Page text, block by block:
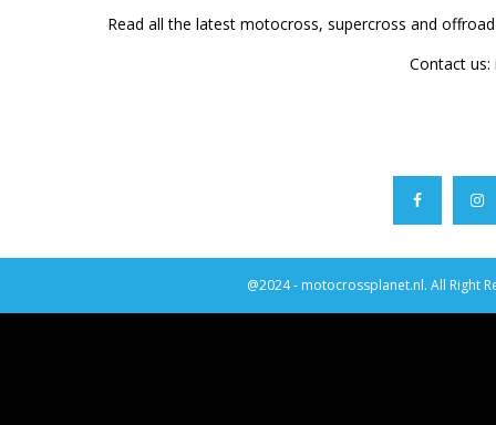
Read all the latest motocross, supercross and
Contact us:
@2024 - motocrossplanet.nl. All Right